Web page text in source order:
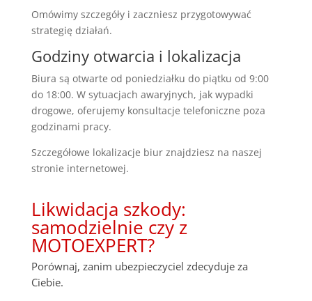
Omówimy szczegóły i zaczniesz przygotowywać
strategię działań.
Godziny otwarcia i lokalizacja
Biura są otwarte od poniedziałku do piątku od 9:00
do 18:00. W sytuacjach awaryjnych, jak wypadki
drogowe, oferujemy konsultacje telefoniczne poza
godzinami pracy.
Szczegółowe lokalizacje biur znajdziesz na naszej
stronie internetowej.
Likwidacja szkody:
samodzielnie czy z
MOTOEXPERT?
Porównaj, zanim ubezpieczyciel zdecyduje za
Ciebie.